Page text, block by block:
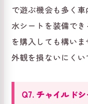
で遊ぶ機会も多く
水シートを装備で
を購入しても構い
外観を損ないにくい
Q7. チャイルド